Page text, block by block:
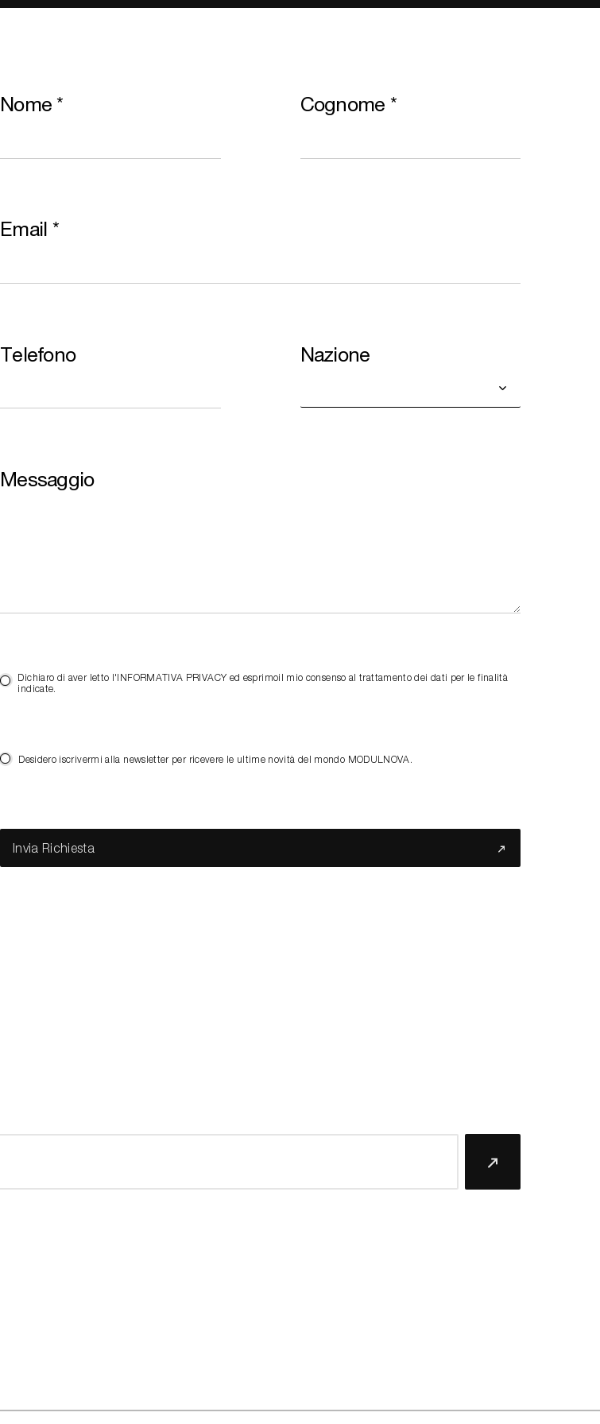
Nome * Cognome *
Email *
Telefono Nazione
Messaggio
Dichiaro di aver letto l'INFORMATIVA PRIVACY ed esprimoil mio consenso al trattamento dei dati per le finalità
indicate.
Desidero iscrivermi alla newsletter per ricevere le ultime novità del mondo MODULNOVA.
Invia Richiesta